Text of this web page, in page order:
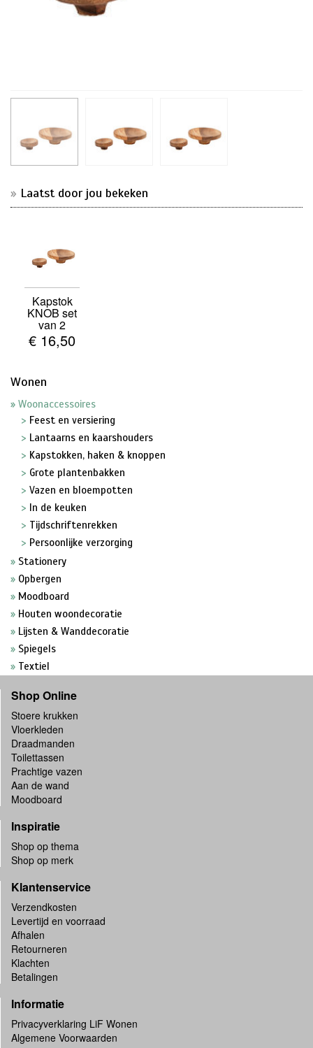
Laatst door jou bekeken
Kapstok
KNOB set
van 2
€ 16,50
Wonen
Woonaccessoires
Feest en versiering
Lantaarns en kaarshouders
Kapstokken, haken & knoppen
Grote plantenbakken
Vazen en bloempotten
In de keuken
Tijdschriftenrekken
Persoonlijke verzorging
Stationery
Opbergen
Moodboard
Houten woondecoratie
Lijsten & Wanddecoratie
Spiegels
Textiel
Shop Online
Stoere krukken
Vloerkleden
Draadmanden
Toilettassen
Prachtige vazen
Aan de wand
Moodboard
Inspiratie
Shop op thema
Shop op merk
Klantenservice
Verzendkosten
Levertijd en voorraad
Afhalen
Retourneren
Klachten
Betalingen
Informatie
Privacyverklaring LiF Wonen
Algemene Voorwaarden